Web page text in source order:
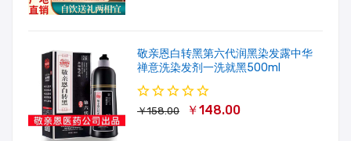
敬亲恩白转黑第六代润黑染发露中华
禅意洗染发剂一洗就黑500ml
￥158.00 ￥148.00